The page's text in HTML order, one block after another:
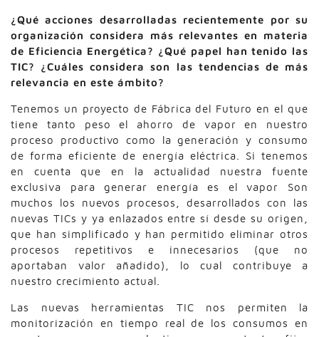
¿Qué acciones desarrolladas recientemente por su
organización considera más relevantes en materia
de Eficiencia Energética? ¿Qué papel han tenido las
TIC? ¿Cuáles considera son las tendencias de más
relevancia en este ámbito?
Tenemos un proyecto de Fábrica del Futuro en el que
tiene tanto peso el ahorro de vapor en nuestro
proceso productivo como la generación y consumo
de forma eficiente de energía eléctrica. Si tenemos
en cuenta que en la actualidad nuestra fuente
exclusiva para generar energía es el vapor Son
muchos los nuevos procesos, desarrollados con las
nuevas TICs y ya enlazados entre sí desde su origen,
que han simplificado y han permitido eliminar otros
procesos repetitivos e innecesarios (que no
aportaban valor añadido), lo cual contribuye a
nuestro crecimiento actual.
Las nuevas herramientas TIC nos permiten la
monitorización en tiempo real de los consumos en